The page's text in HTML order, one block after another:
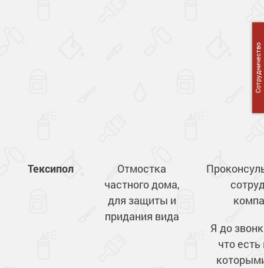
Тексипол
Отмостка
частного дома,
для защиты и
придания вида
Я до
что
Сотрудничество